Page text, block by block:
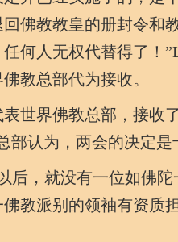
佛教教皇的册封令和
何人无权代替得了！
教总部代为接收。
世界佛教总部，接收
部认为，两会的决定是
，就没有一位如佛陀
教派别的领袖有资质